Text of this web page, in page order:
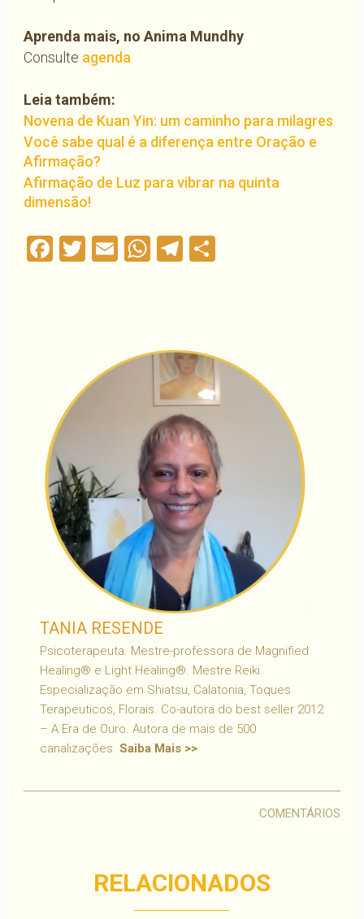
Aprenda mais, no Anima Mundhy
Consulte agenda
Leia também:
Novena de Kuan Yin: um caminho para milagres
Você sabe qual é a diferença entre Oração e
Afirmação?
Afirmação de Luz para vibrar na quinta
dimensão!
Facebook
Twitter
EmailWhatsApp
Telegram
TANIA RESENDE
Psicoterapeuta. Mestre-professora de Magnified
Healing® e Light Healing®. Mestre Reiki.
Especialização em Shiatsu, Calatonia, Toques
Terapeuticos, Florais. Co-autora do best seller 2012
– A Era de Ouro. Autora de mais de 500
canalizações. Saiba Mais >>
COMENTÁRIOS
RELACIONADOS